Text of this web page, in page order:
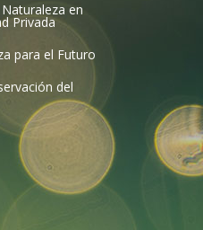
en
Privada
para el Futuro
del